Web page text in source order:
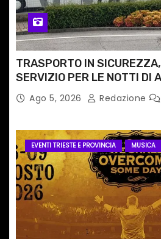
TRASPORTO IN
SERVIZIO PER LE NOTTI DI
PERCORSI, FERMATE E
Ago 5, 2026 Redazione
EVENTI TRIESTE E PROVINCIA MUSICA